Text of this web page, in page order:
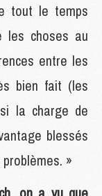
tout le temps
les choses au
entre les
bien fait (les
la charge de
blessés
»